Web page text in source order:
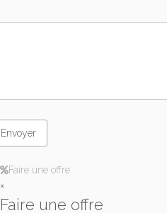
Faire une offre
×
Faire une offre